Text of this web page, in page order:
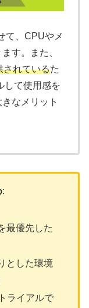
て、CPUやメ
す。また、
されているた
して使用感を
なメリット
:
最優先した
とした環境
ライアルで